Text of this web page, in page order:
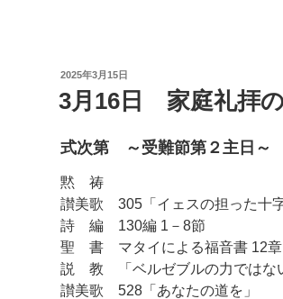
投
日:
2025年3月15日
3月16日 家庭礼拝
式次第 ～受難節第２主日～
黙 祷
讃美歌 305「イェスの担った十字
詩 編 130編 1－8節
聖 書 マタイによる福音書 12章
説 教 「ベルゼブルの力ではな
讃美歌 528「あなたの道を」